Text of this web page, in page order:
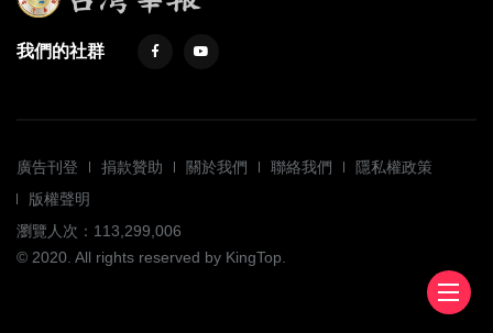
我們的社群
廣告刊登 捐款贊助 關於我們 聯絡我們
隱私權政策
版權聲明
瀏覽人次：113,299,006
© 2020. All rights reserved by KingTop.